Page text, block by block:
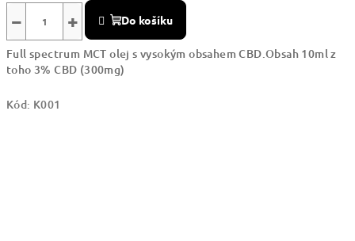
+
− Do košíku
Full spectrum MCT olej s vysokým obsahem CBD.Obsah 10ml z
toho 3% CBD (300mg)
Kód: K001